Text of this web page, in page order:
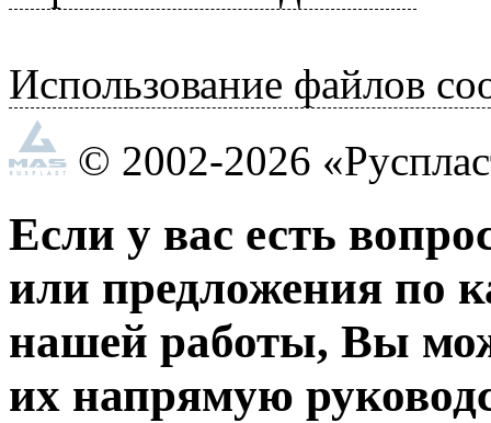
Использование файлов
© 2002-2026
Если у вас есть
или предложения по
нашей работы, Вы
их напрямую